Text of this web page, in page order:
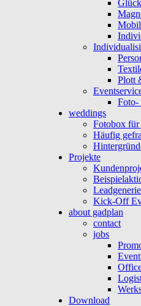
Plott
Foto-
weddings
Fotobox
Häufig
Projekte
Kick-Off
about gadplan
contact
jobs
Download